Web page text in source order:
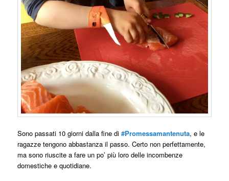
Sono passati 10 giorni dalla fine di#Promessamantenuta, e le
ragazze tengono abbastanza il passo. Certo non perfettamente,
ma sono riuscite a fare un po’ più loro delle incombenze
domestiche e quotidiane.